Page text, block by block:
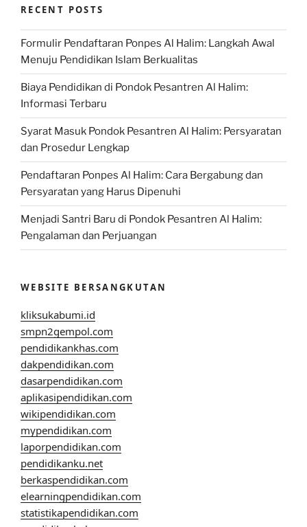
RECENT POSTS
Formulir Pendaftaran Ponpes Al Halim: Langkah Awal
Menuju Pendidikan Islam Berkualitas
Biaya Pendidikan di Pondok Pesantren Al Halim:
Informasi Terbaru
Syarat Masuk Pondok Pesantren Al Halim: Persyaratan
dan Prosedur Lengkap
Pendaftaran Ponpes Al Halim: Cara Bergabung dan
Persyaratan yang Harus Dipenuhi
Menjadi Santri Baru di Pondok Pesantren Al Halim:
Pengalaman dan Perjuangan
WEBSITE BERSANGKUTAN
kliksukabumi.id
smpn2gempol.com
pendidikankhas.com
dakpendidikan.com
dasarpendidikan.com
aplikasipendidikan.com
wikipendidikan.com
mypendidikan.com
laporpendidikan.com
pendidikanku.net
berkaspendidikan.com
elearningpendidikan.com
statistikapendidikan.com